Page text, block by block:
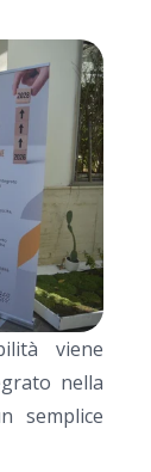
viene
nella
semplice